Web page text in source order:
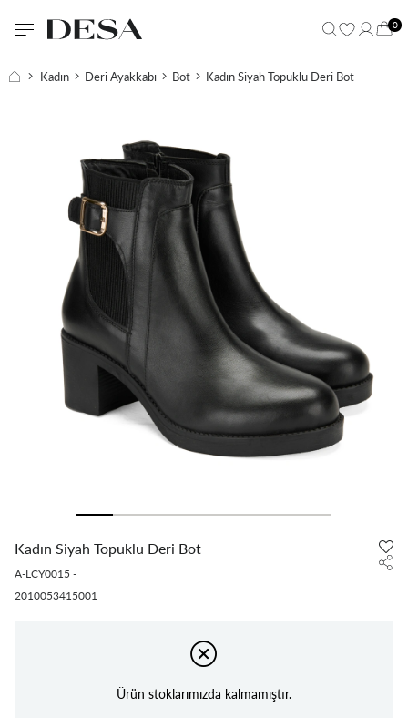
0
Kadın Deri Ayakkabı Bot Kadın Siyah Topuklu Deri Bot
Kadın Siyah Topuklu Deri Bot
A-LCY0015 -
2010053415001
Ürün stoklarımızda kalmamıştır.